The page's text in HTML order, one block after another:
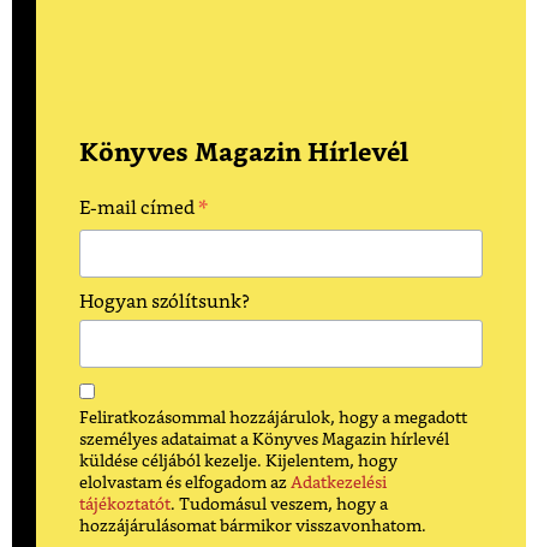
Könyves Magazin Hírlevél
E-mail címed*
Hogyan szólítsunk?
Feliratkozásommal hozzájárulok, hogy a megadott
személyes adataimat a Könyves Magazin hírlevél
küldése céljából kezelje. Kijelentem, hogy
elolvastam és elfogadom az Adatkezelési
tájékoztatót. Tudomásul veszem, hogy a
hozzájárulásomat bármikor visszavonhatom.